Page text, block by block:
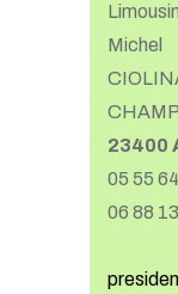
Limousin
Michel
23400
05 55
06 88